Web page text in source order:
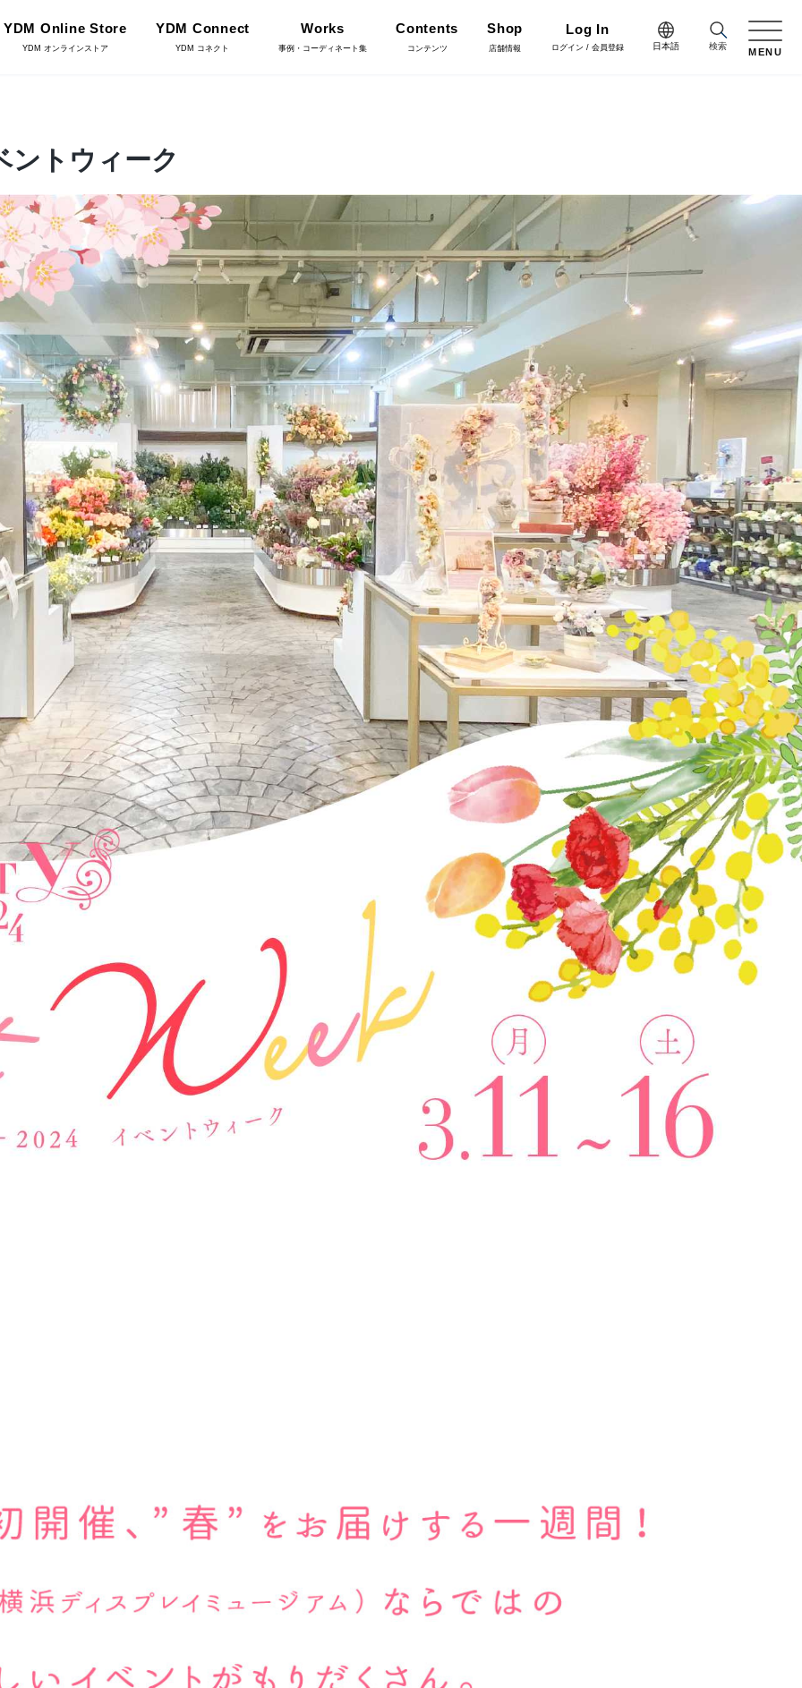
YDM Online Store
YDM オンラインストア
ン
インテリアグリーン（鉢
物・樹木）
ー
フラワーベース・鉢カバ
ー
リボン
ット・ノ
ト
ハロウィン雑貨 クリスマス雑貨 正月雑貨
アイテム
ディスプレイ/デコレー
ションアイテム
家具 什器・スタンド・ベース
YDM Connect
YDM コネクト
Works
事例・コーディネート集
Contents
コンテンツ
Coordinate
コーディネート
Flower Design
Staff blog
スタッフブログ
Shop
店舗情報
Log In
ログイン / 会員登録 日本語 検索 MENU
YDM Connect 会員登録・取引申請
店舗情報・営業日 会社情報
お問い合わせ プライバシーポリシー
OFFICIAL SNS
ントウィーク